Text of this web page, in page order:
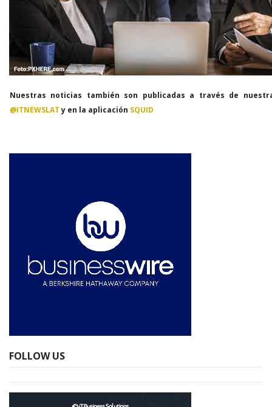
Nuestras noticias también son publicadas a través de
@ITNEWSLATy en la aplicación SQUID
FOLLOW US